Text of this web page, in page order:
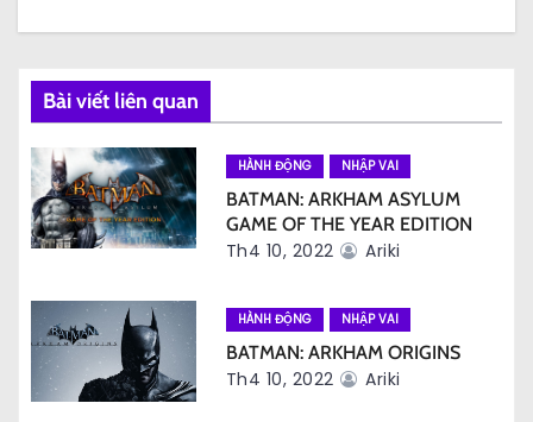
n
g
b
à
i
v
i
ế
Bài viết liên quan
HÀNH ĐỘNG NHẬP VAI
BATMAN: ARKHAM ASYLUM
GAME OF THE YEAR EDITION
Th4 10, 2022 Ariki
HÀNH ĐỘNG NHẬP VAI
BATMAN: ARKHAM ORIGINS
Th4 10, 2022 Ariki